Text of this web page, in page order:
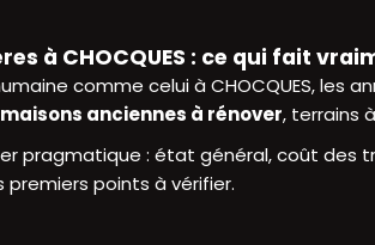
à CHOCQUES : ce qui fait
comme celui à CHOCQUES, les
maisons anciennes à rénover, terrains
pragmatique : état général, coût des
points à vérifier.